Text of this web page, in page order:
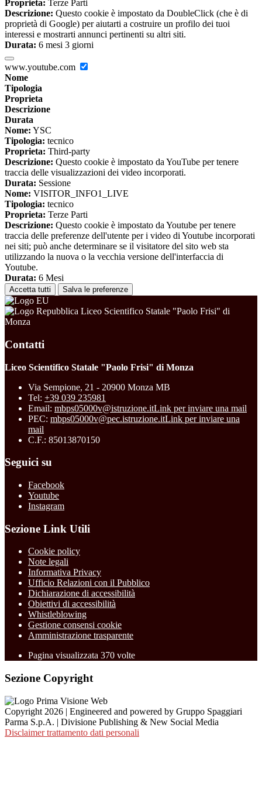
Proprieta: Terze Parti
Descrizione: Questo cookie è impostato da DoubleClick (che è di
proprietà di Google) per aiutarti a costruire un profilo dei tuoi
interessi e mostrarti annunci pertinenti su altri siti.
Durata: 6 mesi 3 giorni
www.youtube.com
Nome
Tipologia
Proprieta
Descrizione
Durata
Nome: YSC
Tipologia: tecnico
Proprieta: Third-party
Descrizione: Questo cookie è impostato da YouTube per tenere
traccia delle visualizzazioni dei video incorporati.
Durata: Sessione
Nome: VISITOR_INFO1_LIVE
Tipologia: tecnico
Proprieta: Terze Parti
Descrizione: Questo cookie è impostato da Youtube per tenere
traccia delle preferenze dell'utente per i video di Youtube incorporati
nei siti; può anche determinare se il visitatore del sito web sta
utilizzando la nuova o la vecchia versione dell'interfaccia di
Youtube.
Durata: 6 Mesi
Accetta tutti Salva le preferenze
Liceo Scientifico Statale "Paolo Frisi" di
Monza
Contatti
Liceo Scientifico Statale "Paolo Frisi" di Monza
Via Sempione, 21 - 20900 Monza MB
Tel: +39 039 235981
Email: mbps05000v@istruzione.itLink per inviare una mail
PEC: mbps05000v@pec.istruzione.itLink per inviare una
mail
C.F.: 85013870150
Seguici su
Facebook
Youtube
Instagram
Sezione Link Utili
Cookie policy
Note legali
Informativa Privacy
Ufficio Relazioni con il Pubblico
Dichiarazione di accessibilità
Obiettivi di accessibilità
Whistleblowing
Gestione consensi cookie
Amministrazione trasparente
Pagina visualizzata 370 volte
Sezione Copyright
Copyright 2026 | Engineered and powered by Gruppo Spaggiari
Parma S.p.A. | Divisione Publishing & New Social Media
Disclaimer trattamento dati personali